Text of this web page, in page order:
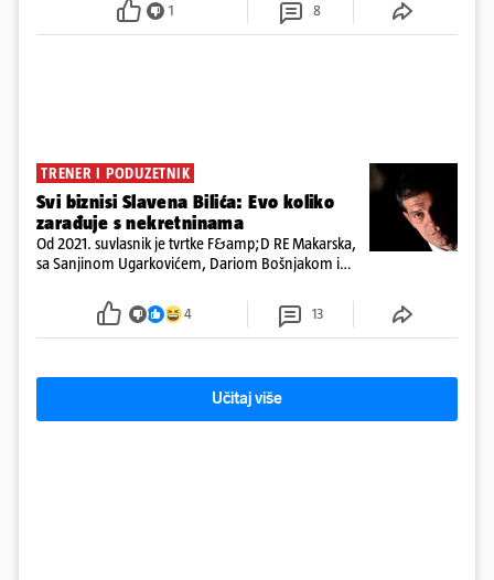
1 8
TRENER I PODUZETNIK
Svi biznisi Slavena Bilića: Evo koliko
zarađuje s nekretninama
Od 2021. suvlasnik je tvrtke F&amp;D RE Makarska,
sa Sanjinom Ugarkovićem, Dariom Bošnjakom i
poslovanje nekretninama, a od osnutka nema
zaposlenih
4 13
Učitaj više